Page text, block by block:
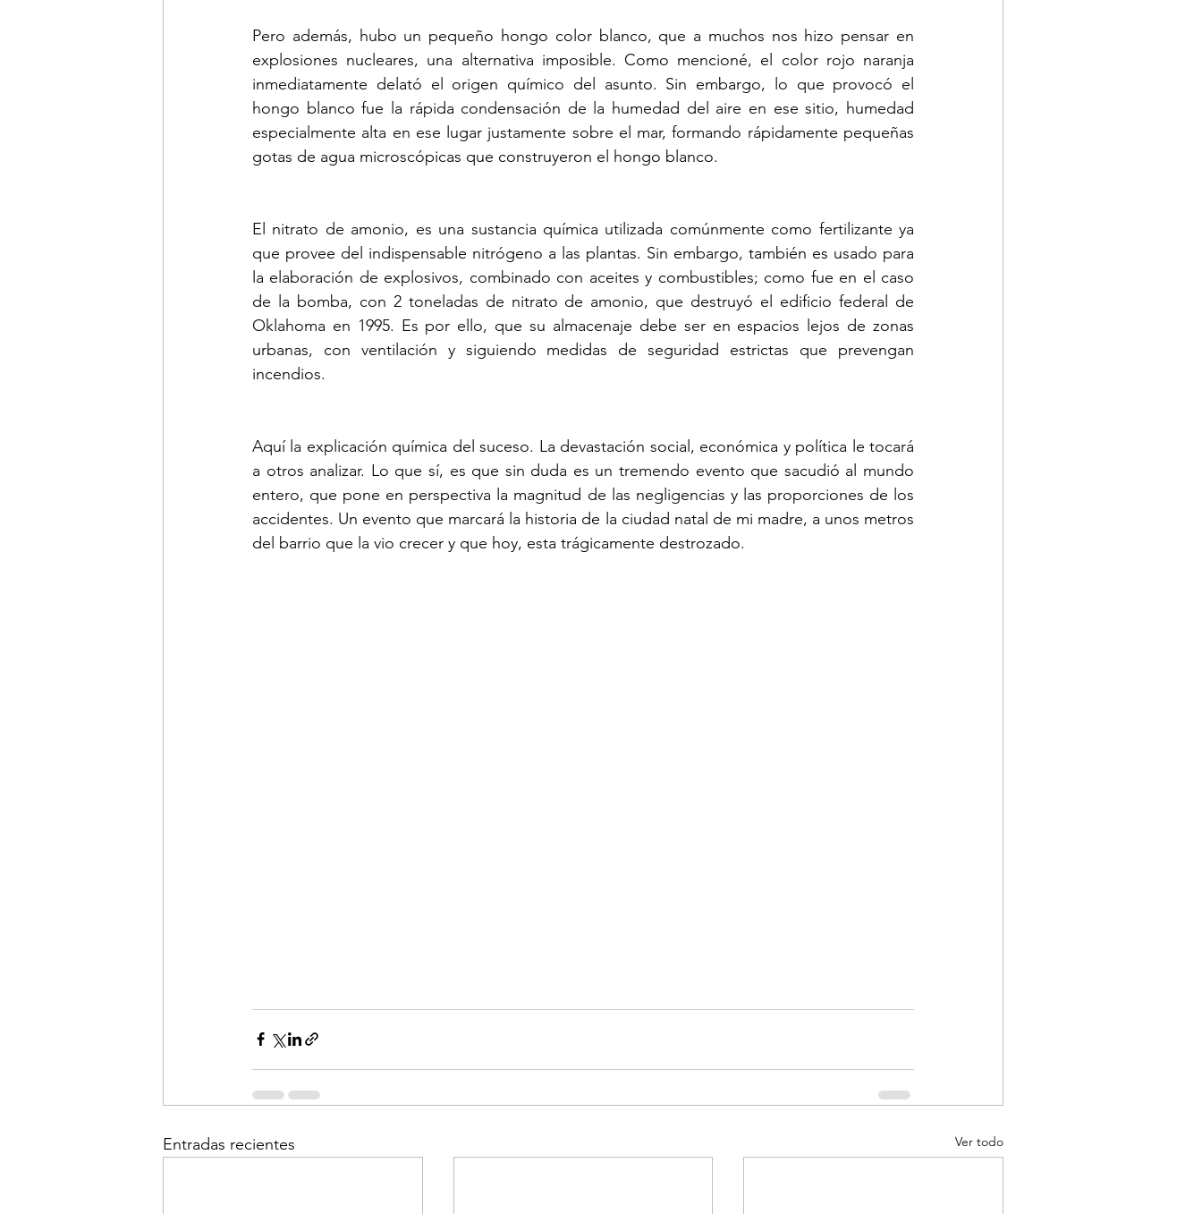
Pero además, hubo un pequeño hongo color blanco, que a muchos nos hizo pensar en
explosiones nucleares, una alternativa imposible. Como mencioné, el color rojo naranja
inmediatamente delató el origen químico del asunto. Sin embargo, lo que provocó el
hongo blanco fue la rápida condensación de la humedad del aire en ese sitio, humedad
especialmente alta en ese lugar justamente sobre el mar, formando rápidamente pequeñas
gotas de agua microscópicas que construyeron el hongo blanco.
El nitrato de amonio, es una sustancia química utilizada comúnmente como fertilizante ya
que provee del indispensable nitrógeno a las plantas. Sin embargo, también es usado para
la elaboración de explosivos, combinado con aceites y combustibles; como fue en el caso
de la bomba, con 2 toneladas de nitrato de amonio, que destruyó el edificio federal de
Oklahoma en 1995. Es por ello, que su almacenaje debe ser en espacios lejos de zonas
urbanas, con ventilación y siguiendo medidas de seguridad estrictas que prevengan
incendios.
Aquí la explicación química del suceso. La devastación social, económica y política le tocará
a otros analizar. Lo que sí, es que sin duda es un tremendo evento que sacudió al mundo
entero, que pone en perspectiva la magnitud de las negligencias y las proporciones de los
accidentes. Un evento que marcará la historia de la ciudad natal de mi madre, a unos metros
del barrio que la vio crecer y que hoy, esta trágicamente destrozado.
Entradas recientes Ver todo